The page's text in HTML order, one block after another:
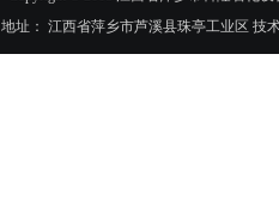
地址： 江西省萍乡市芦溪县珠亭工业区 技